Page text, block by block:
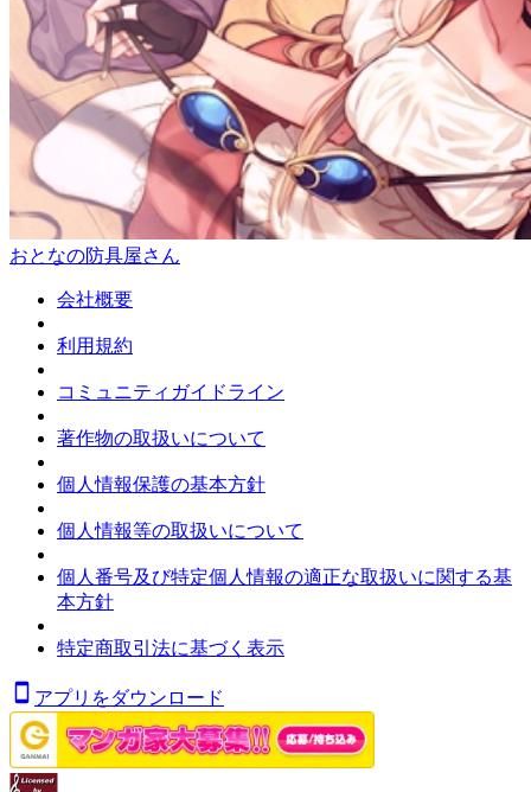
おとなの防具屋さん
会社概要
利用規約
コミュニティガイドライン
著作物の取扱いについて
個人情報保護の基本方針
個人情報等の取扱いについて
個人番号及び特定個人情報の適正な取扱いに関する基
本方針
特定商取引法に基づく表示
アプリをダウンロード